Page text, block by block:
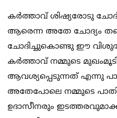
കര്‍ത്താവ് ശിഷ്യരോടു
ആരെന്ന അതേ ചോദ്യം
ചോദിച്ചുകൊണ്ടു ഈ
കര്‍ത്താവ് നമ്മുടെ
ആവശ്യപ്പെടുന്നത് എന്നു
അതേപോലെ നമ്മുടെ
ഉദാസീനരും